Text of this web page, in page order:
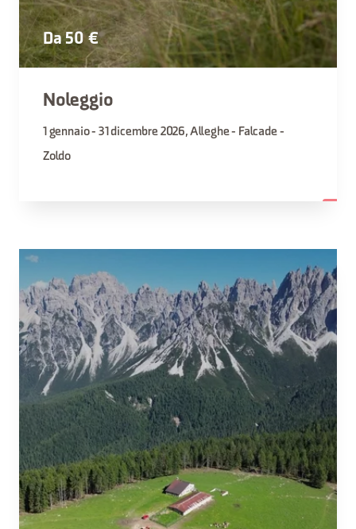
Da 50 €
Noleggio
1 gennaio - 31 dicembre 2026, Alleghe - Falcade -
Zoldo